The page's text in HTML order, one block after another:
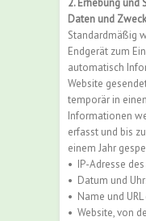
2. Erhebung und
Daten und
Standardmäßig
Endgerät zum
automatisch
Website
temporär in
Informationen
erfasst und bis
einem Jahr
• IP-Adresse
• Datum und
• Name und
• Website, von